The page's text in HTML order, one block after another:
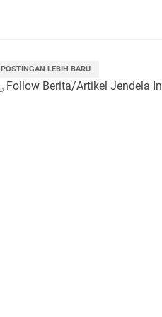
POSTINGAN LEBIH BARU
Follow Berita/Artikel Jendela